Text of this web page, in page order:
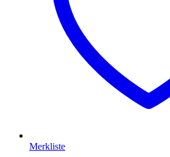
Merkliste